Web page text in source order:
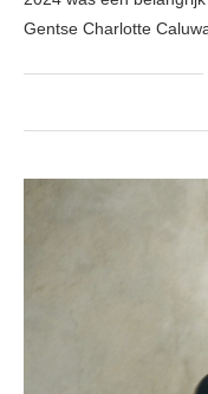
Gentse Charlotte